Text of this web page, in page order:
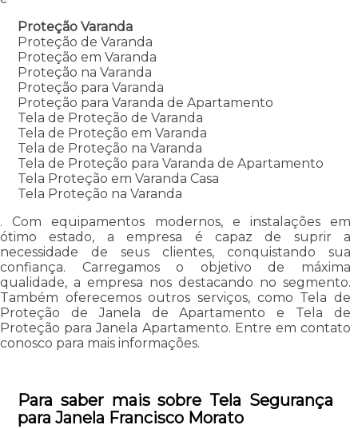
Proteção Varanda
Proteção de Varanda
Proteção em Varanda
Proteção na Varanda
Proteção para Varanda
Proteção para Varanda de Apartamento
Tela de Proteção de Varanda
Tela de Proteção em Varanda
Tela de Proteção na Varanda
Tela de Proteção para Varanda de Apartamento
Tela Proteção em Varanda Casa
Tela Proteção na Varanda
. Com equipamentos modernos, e instalações em
ótimo estado, a empresa é capaz de suprir a
necessidade de seus clientes, conquistando sua
confiança. Carregamos o objetivo de máxima
qualidade, a empresa nos destacando no segmento.
Também oferecemos outros serviços, como Tela de
Proteção de Janela de Apartamento e Tela de
Proteção para Janela Apartamento. Entre em contato
conosco para mais informações.
Para saber mais sobre Tela Segurança
para Janela Francisco Morato